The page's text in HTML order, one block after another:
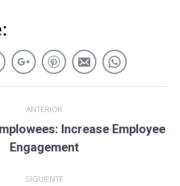
ANTERIOR
Increase Employee
Engagement
SIGUIENTE